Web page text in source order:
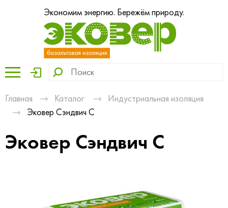
Экономим энергию. Бережём природу.
Главная Каталог
Индустриальная изоляция
Эковер Сэндвич С
Эковер Сэндвич С